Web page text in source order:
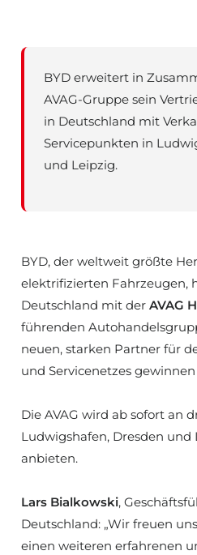
BYD erweitert in
AVAG-Gruppe sein
in Deutschland mit
Servicepunkten in
und Leipzig.
BYD, der weltweit größte
elektrifizierten Fahrzeugen,
Deutschland mit derAVAG
führenden
neuen, starken Partner für
und Servicenetzes
Die AVAG wird ab sofort an
Ludwigshafen, Dresden und
anbieten.
Lars Bialkowski,
Deutschland: „Wir freuen
einen weiteren erfahrenen